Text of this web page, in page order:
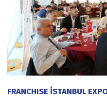
FRANCHISE İSTANBUL